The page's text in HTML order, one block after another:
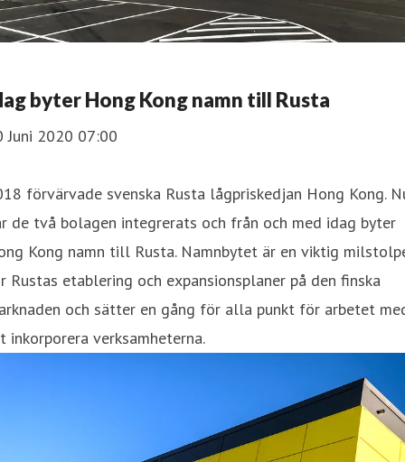
byter Hong Kong namn till Rusta
Juni 2020 07:00
förvärvade svenska Rusta lågpriskedjan Hong Kong.
de två bolagen integrerats och från och med idag byter
Kong namn till Rusta. Namnbytet är en viktig
Rustas etablering och expansionsplaner på den finska
och sätter en gång för alla punkt för arbetet
inkorporera verksamheterna.